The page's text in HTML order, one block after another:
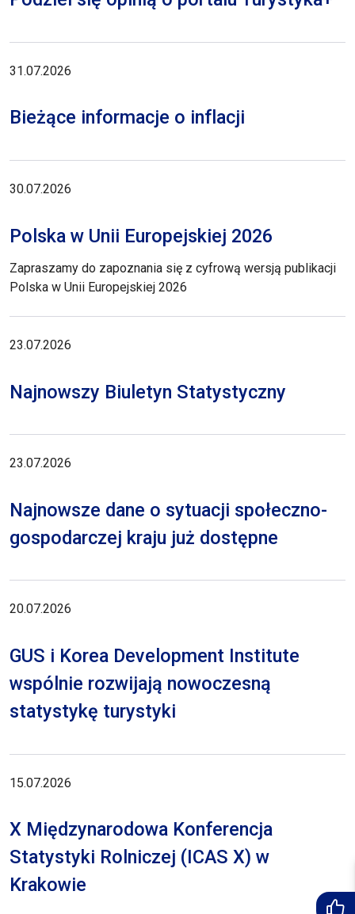
31.07.2026
Bieżące informacje o inflacji
30.07.2026
Polska w Unii Europejskiej 2026
Zapraszamy do zapoznania się z cyfrową wersją publikacji
Polska w Unii Europejskiej 2026
23.07.2026
Najnowszy Biuletyn Statystyczny
23.07.2026
Najnowsze dane o sytuacji społeczno-
gospodarczej kraju już dostępne
20.07.2026
GUS i Korea Development Institute
wspólnie rozwijają nowoczesną
statystykę turystyki
15.07.2026
X Międzynarodowa Konferencja
Statystyki Rolniczej (ICAS X) w
Krakowie